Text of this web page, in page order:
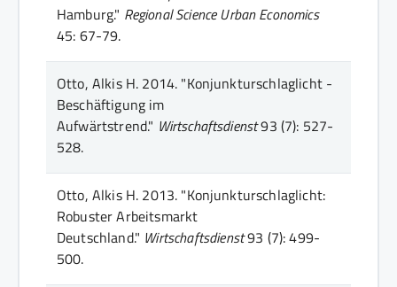
Hamburg." Regional Science Urban Economics
45: 67-79.
Otto, Alkis H. 2014. "Konjunkturschlaglicht -
Beschäftigung im
Aufwärtstrend." Wirtschaftsdienst93 (7): 527-
528.
Otto, Alkis H. 2013. "Konjunkturschlaglicht:
Robuster Arbeitsmarkt
Deutschland." Wirtschaftsdienst93 (7): 499-
500.